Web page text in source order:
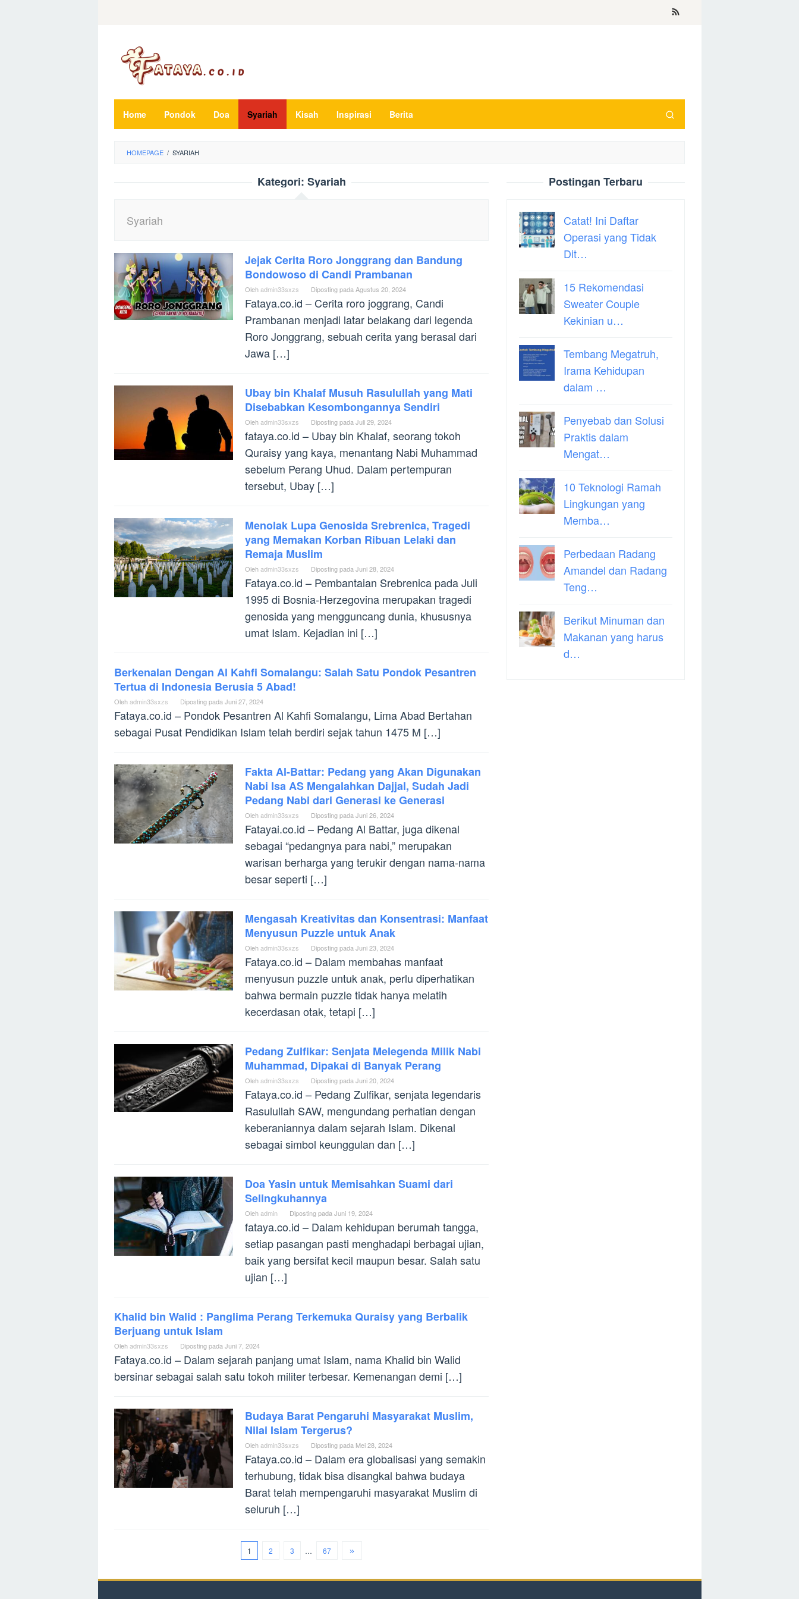
Home Pondok Doa Syariah Kisah Inspirasi Berita
HOMEPAGE / SYARIAH
Kategori: Syariah
Syariah
Jejak Cerita Roro Jonggrang dan Bandung
Bondowoso di Candi Prambanan
Olehadmin33sxzs Diposting pada Agustus 20, 2024
Fataya.co.id – Cerita roro joggrang, Candi
Prambanan menjadi latar belakang dari legenda
Roro Jonggrang, sebuah cerita yang berasal dari
Jawa […]
Ubay bin Khalaf Musuh Rasulullah yang Mati
Disebabkan Kesombongannya Sendiri
Olehadmin33sxzs Diposting pada Juli 29, 2024
fataya.co.id – Ubay bin Khalaf, seorang tokoh
Quraisy yang kaya, menantang Nabi Muhammad
sebelum Perang Uhud. Dalam pertempuran
tersebut, Ubay […]
Menolak Lupa Genosida Srebrenica, Tragedi
yang Memakan Korban Ribuan Lelaki dan
Remaja Muslim
Olehadmin33sxzs Diposting pada Juni 28, 2024
Fataya.co.id – Pembantaian Srebrenica pada Juli
1995 di Bosnia-Herzegovina merupakan tragedi
genosida yang mengguncang dunia, khususnya
umat Islam. Kejadian ini […]
Berkenalan Dengan Al Kahfi Somalangu: Salah Satu Pondok Pesantren
Tertua di Indonesia Berusia 5 Abad!
Olehadmin33sxzs Diposting pada Juni 27, 2024
Fataya.co.id – Pondok Pesantren Al Kahfi Somalangu, Lima Abad Bertahan
sebagai Pusat Pendidikan Islam telah berdiri sejak tahun 1475 M […]
Fakta Al-Battar: Pedang yang Akan Digunakan
Nabi Isa AS Mengalahkan Dajjal, Sudah Jadi
Pedang Nabi dari Generasi ke Generasi
Olehadmin33sxzs Diposting pada Juni 26, 2024
Fatayai.co.id – Pedang Al Battar, juga dikenal
sebagai “pedangnya para nabi,” merupakan
warisan berharga yang terukir dengan nama-nama
besar seperti […]
Mengasah Kreativitas dan Konsentrasi: Manfaat
Menyusun Puzzle untuk Anak
Olehadmin33sxzs Diposting pada Juni 23, 2024
Fataya.co.id – Dalam membahas manfaat
menyusun puzzle untuk anak, perlu diperhatikan
bahwa bermain puzzle tidak hanya melatih
kecerdasan otak, tetapi […]
Pedang Zulfikar: Senjata Melegenda Milik Nabi
Muhammad, Dipakai di Banyak Perang
Olehadmin33sxzs Diposting pada Juni 20, 2024
Fataya.co.id – Pedang Zulfikar, senjata legendaris
Rasulullah SAW, mengundang perhatian dengan
keberaniannya dalam sejarah Islam. Dikenal
sebagai simbol keunggulan dan […]
Doa Yasin untuk Memisahkan Suami dari
Selingkuhannya
Olehadmin Diposting pada Juni 19, 2024
fataya.co.id – Dalam kehidupan berumah tangga,
setiap pasangan pasti menghadapi berbagai ujian,
baik yang bersifat kecil maupun besar. Salah satu
ujian […]
Khalid bin Walid : Panglima Perang Terkemuka Quraisy yang Berbalik
Berjuang untuk Islam
Olehadmin33sxzs Diposting pada Juni 7, 2024
Fataya.co.id – Dalam sejarah panjang umat Islam, nama Khalid bin Walid
bersinar sebagai salah satu tokoh militer terbesar. Kemenangan demi […]
Budaya Barat Pengaruhi Masyarakat Muslim,
Nilai Islam Tergerus?
Olehadmin33sxzs Diposting pada Mei 28, 2024
Fataya.co.id – Dalam era globalisasi yang semakin
terhubung, tidak bisa disangkal bahwa budaya
Barat telah mempengaruhi masyarakat Muslim di
seluruh […]
1 2 3 … 67
Postingan Terbaru
Catat! Ini Daftar
Operasi yang Tidak
Dit…
15 Rekomendasi
Sweater Couple
Kekinian u…
Tembang Megatruh,
Irama Kehidupan
dalam …
Penyebab dan Solusi
Praktis dalam
Mengat…
10 Teknologi Ramah
Lingkungan yang
Memba…
Perbedaan Radang
Amandel dan Radang
Teng…
Berikut Minuman dan
Makanan yang harus
d…